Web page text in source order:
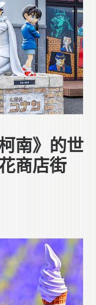
南》的世
商店街